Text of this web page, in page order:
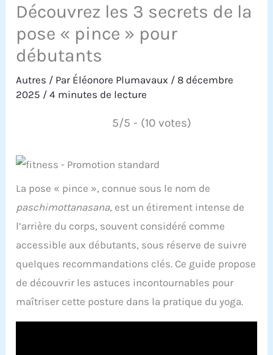
Découvrez les 3 secrets de la
pose « pince » pour
débutants
Autres / Par Éléonore Plumavaux / 8 décembre
2025 /4 minutes de lecture
5/5 - (10 votes)
La pose « pince », connue sous le nom de
paschimottanasana, est un étirement intense de
l’arrière du corps, souvent considéré comme
accessible aux débutants, sous réserve de suivre
quelques recommandations clés. Ce guide propose
de découvrir les astuces incontournables pour
maîtriser cette posture dans la pratique du yoga.